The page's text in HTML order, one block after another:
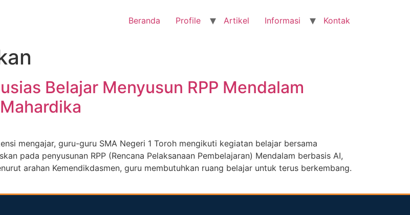
Beranda Profile Artikel Informasi Kontak
Belajar Menyusun RPP Mendalam
mengajar, guru-guru SMA Negeri 1 Toroh mengikuti kegiatan belajar bersama
pada penyusunan RPP (Rencana Pelaksanaan Pembelajaran) Mendalam berbasis AI,
arahan Kemendikdasmen, guru membutuhkan ruang belajar untuk terus berkembang.